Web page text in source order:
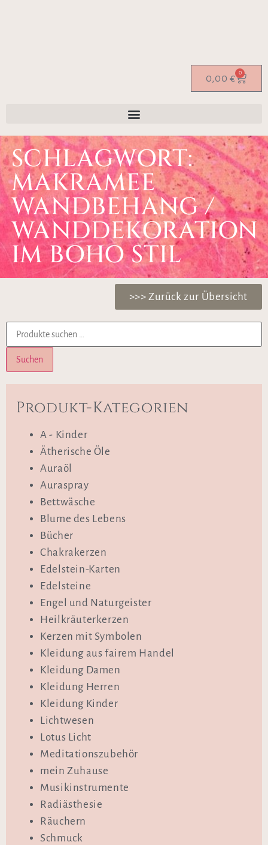
0,00 € 0
SCHLAGWORT:
MAKRAMEE
WANDBEHANG /
WANDDEKORATION
IM BOHO STIL
>>> Zurück zur Übersicht
Suchen
Produkt-Kategorien
A - Kinder
Ätherische Öle
Auraöl
Auraspray
Bettwäsche
Blume des Lebens
Bücher
Chakrakerzen
Edelstein-Karten
Edelsteine
Engel und Naturgeister
Heilkräuterkerzen
Kerzen mit Symbolen
Kleidung aus fairem Handel
Kleidung Damen
Kleidung Herren
Kleidung Kinder
Lichtwesen
Lotus Licht
Meditationszubehör
mein Zuhause
Musikinstrumente
Radiästhesie
Räuchern
Schmuck